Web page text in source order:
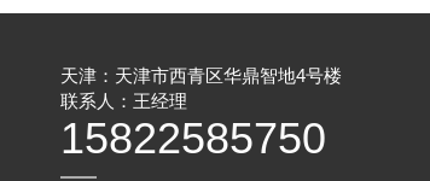
天津：天津市西青区华鼎智地4号楼
联系人：王经理
15822585750